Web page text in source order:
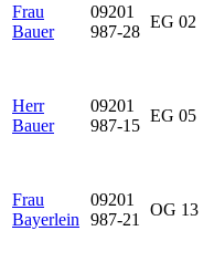
Frau
Bauer
09201
987-28
EG 02
Herr
Bauer
09201
987-15
EG 05
Frau
Bayerlein
09201
987-21
OG 13